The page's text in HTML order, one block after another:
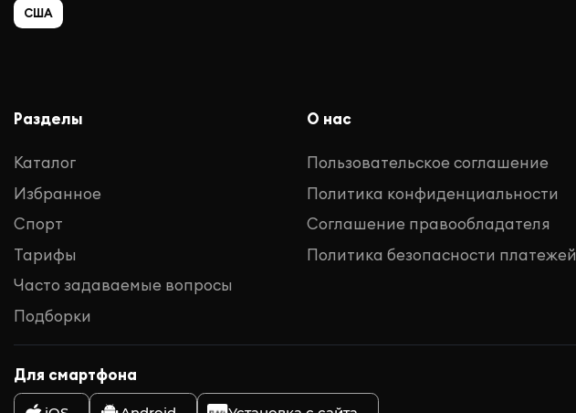
США
Разделы
Каталог
Избранное
Спорт
Тарифы
Часто задаваемые вопросы
Подборки
О нас
Пользовательское соглашение
Политика конфиденциальности
Соглашение правообладателя
Политика безопасности платежей
Для смартфона